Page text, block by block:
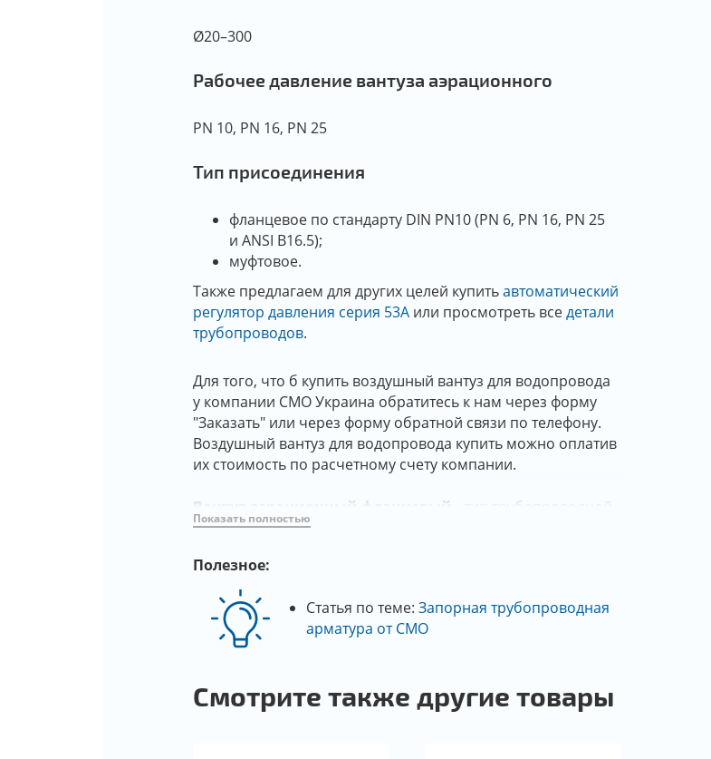
Ø20–300
Рабочее давление вантуза аэрационного
PN 10, PN 16, PN 25
Тип присоединения
фланцевое по стандарту DIN PN10 (PN 6, PN 16, PN 25
и ANSI B16.5);
муфтовое.
Также предлагаем для других целей купитьавтоматический
регулятор давления серия 53А или просмотреть вседетали
трубопроводов.
Для того, что б купить воздушный вантуз для водопровода
у компании СМО Украина обратитесь к нам через форму
"Заказать" или через форму обратной связи по телефону.
Воздушный вантуз для водопровода купить можно оплатив
их стоимость по расчетному счету компании.
Вантуз аэрационный фланцевый
- тип трубопроводной
арматуры, а именно клапан, предназначенный для
Технические характеристики вантуза
аэрационного фланцевого чугунного
GJS500. Поплавок, фильтрующая сетка, арочный клапан,
Показать полностью
Полезное:
Статья по теме: Запорная трубопроводная
арматура от СМО
Смотрите также другие товары